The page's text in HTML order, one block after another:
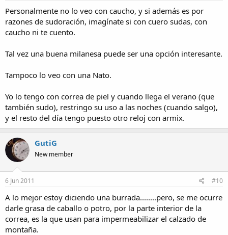
Personalmente no lo veo con caucho, y si además es por
razones de sudoración, imagínate si con cuero sudas, con
caucho ni te cuento.
Tal vez una buena milanesa puede ser una opción interesante.
Tampoco lo veo con una Nato.
Yo lo tengo con correa de piel y cuando llega el verano (que
también sudo), restringo su uso a las noches (cuando salgo),
y el resto del día tengo puesto otro reloj con armix.
GutiG
New member
6 Jun 2011 #10
A lo mejor estoy diciendo una burrada........pero, se me ocurre
darle grasa de caballo o potro, por la parte interior de la
correa, es la que usan para impermeabilizar el calzado de
montaña.